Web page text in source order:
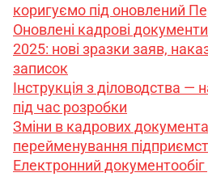
коригуємо під оновлений
Оновлені кадрові
2025: нові зразки заяв,
записок
Інструкція з діловодства —
під час розробки
Зміни в кадрових
перейменування
Електронний